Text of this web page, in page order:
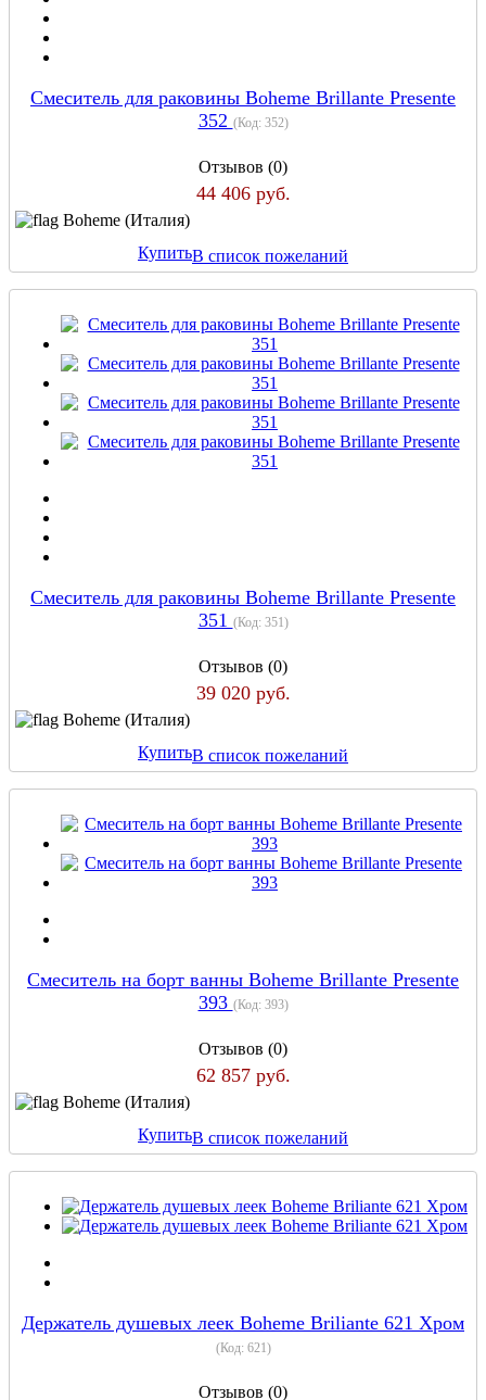
Смеситель для раковины Boheme Brillante Presente
352 (Код: 352)
Отзывов (0)
44 406 руб.
Boheme (Италия)
КупитьВ список пожеланий
Смеситель для раковины Boheme Brillante Presente
351 (Код: 351)
Отзывов (0)
39 020 руб.
Boheme (Италия)
КупитьВ список пожеланий
Смеситель на борт ванны Boheme Brillante Presente
393 (Код: 393)
Отзывов (0)
62 857 руб.
Boheme (Италия)
КупитьВ список пожеланий
Держатель душевых леек Boheme Briliante 621 Хром
(Код: 621)
Отзывов (0)